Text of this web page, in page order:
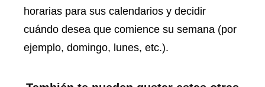
horarias para sus calendarios y decidir
cuándo desea que comience su semana (por
ejemplo, domingo, lunes, etc.).